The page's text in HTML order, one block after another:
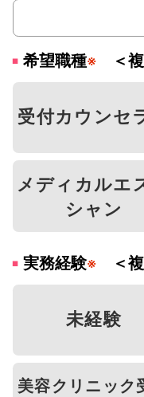
希望職種※＜複
受付カウンセ
メディカルエ
シャン
実務経験※＜複
未経験
美容クリニック